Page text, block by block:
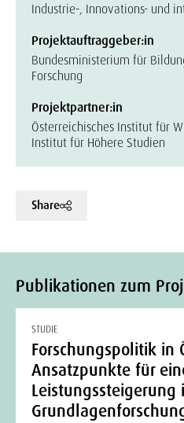
Industrie-, Innovations- und
Projektauftraggeber:in
Bundesministerium für
Forschung
Projektpartner:in
Österreichisches Institut für
Institut für Höhere Studien
Share
Publikationen zum
STUDIE
Forschungspolitik in
Ansatzpunkte für
Leistungssteigerung